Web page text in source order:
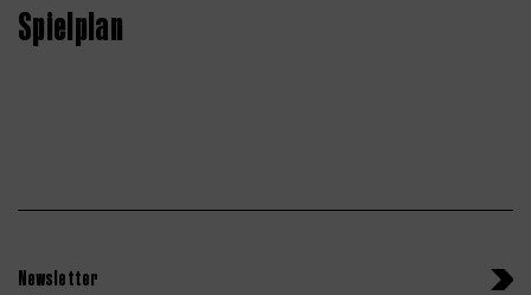
Spielplan
Newsletter